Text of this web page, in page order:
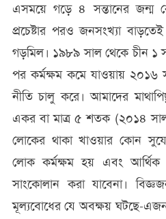
এসময়ে গড়ে ৪ সন্তানের জন্ম
প্রচেষ্টার পরও জনসংখ্যা
গড়মিল। ১৯৮৯ সাল থেকে চীন ১
পর কর্মক্ষম কমে যাওয়ায় ২০১৬
নীতি চালু করে। আমাদের
একর বা মাত্র ৫ শতক (২০১৪
লোকের থাকা খাওয়ার কোন
লোক কর্মক্ষম হয় এবং আর্থিক
সাংকোলান করা যাবেনা।
মূল্যবোধের যে অবক্ষয় ঘটছে-